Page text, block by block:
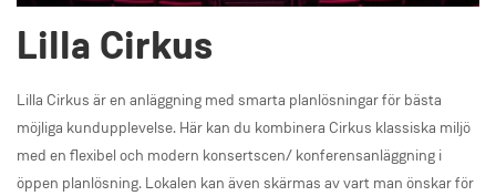
Lilla Cirkus
Lilla Cirkus är en anläggning med smarta planlösningar för bästa
möjliga kundupplevelse. Här kan du kombinera Cirkus klassiska miljö
med en flexibel och modern konsertscen/ konferensanläggning i
öppen planlösning. Lokalen kan även skärmas av vart man önskar för